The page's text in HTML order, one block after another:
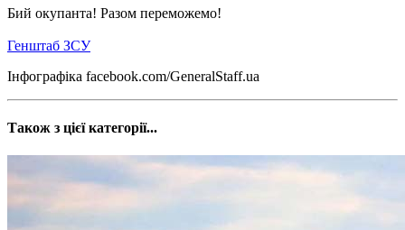
Бий окупанта! Разом переможемо!
Генштаб ЗСУ
Інфографіка facebook.com/GeneralStaff.ua
Також з цієї категорії...